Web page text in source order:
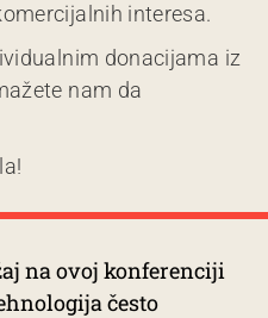
interesa.
donacijama iz
nam da
na ovoj konferenciji
često